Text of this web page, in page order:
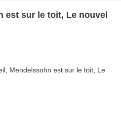
est sur le toit, Le nouvel